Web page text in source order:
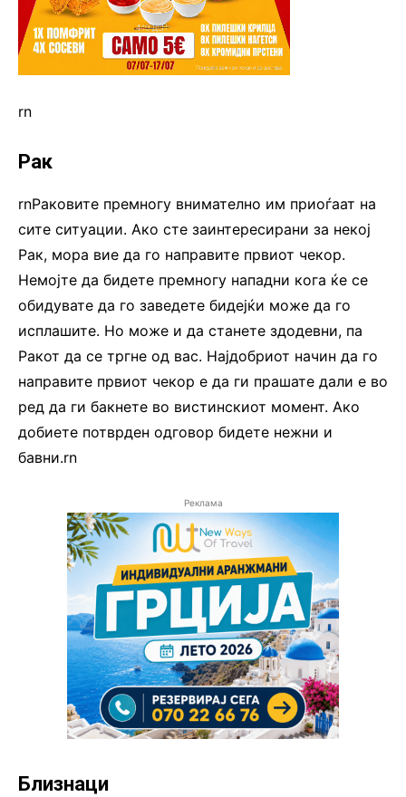
rn
Рак
rnРаковите премногу внимателно им приоѓаат на
сите ситуации. Ако сте заинтересирани за некој
Рак, мора вие да го направите првиот чекор.
Немојте да бидете премногу нападни кога ќе се
обидувате да го заведете бидејќи може да го
исплашите. Но може и да станете здодевни, па
Ракот да се тргне од вас. Најдобриот начин да го
направите првиот чекор е да ги прашате дали е во
ред да ги бакнете во вистинскиот момент. Ако
добиете потврден одговор бидете нежни и
бавни.rn
Реклама
Близнаци